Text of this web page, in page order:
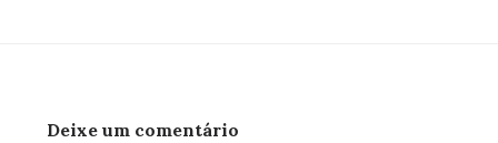
Deixe um comentário